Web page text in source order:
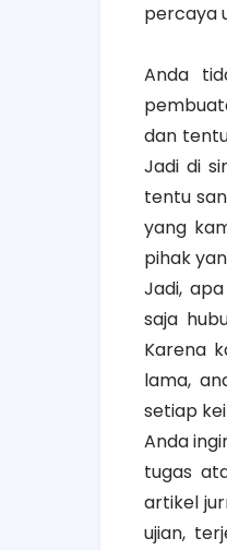
percaya
Anda
dan
Jadi di
tentu
yang
pihak
Jadi,
saja
Karena
lama,
setiap
Anda
tugas
artikel
ujian,